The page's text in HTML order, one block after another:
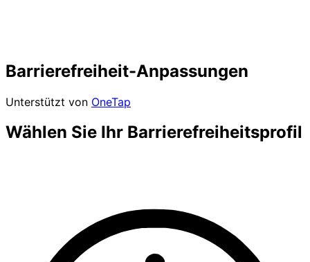
Barrierefreiheit-Anpassungen
Unterstützt von OneTap
Wählen Sie Ihr Barrierefreiheitsprofil